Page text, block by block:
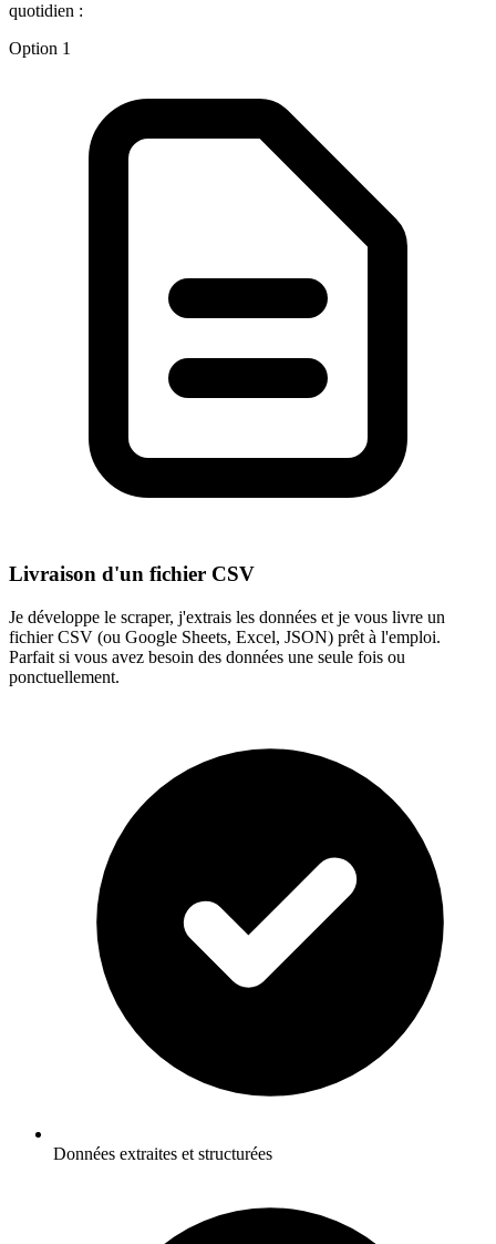
quotidien :
Option 1
Livraison d'un fichier CSV
Je développe le scraper, j'extrais les données et je vous livre un
fichier CSV (ou Google Sheets, Excel, JSON) prêt à l'emploi.
Parfait si vous avez besoin des données une seule fois ou
ponctuellement.
Données extraites et structurées